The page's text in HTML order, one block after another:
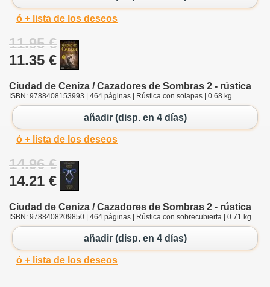
ó + lista de los deseos
11.95 €
11.35 €
Ciudad de Ceniza / Cazadores de Sombras 2 - rústica
ISBN: 9788408153993 | 464 páginas | Rústica con solapas | 0.68 kg
añadir (disp. en 4 días)
ó + lista de los deseos
14.96 €
14.21 €
Ciudad de Ceniza / Cazadores de Sombras 2 - rústica
ISBN: 9788408209850 | 464 páginas | Rústica con sobrecubierta | 0.71 kg
añadir (disp. en 4 días)
ó + lista de los deseos